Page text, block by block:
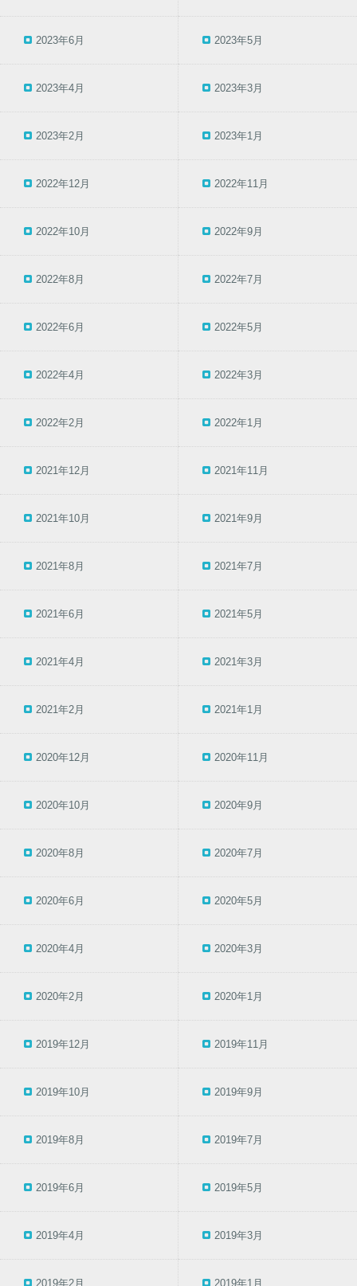
2023年6月 2023年5月
2023年4月 2023年3月
2023年2月 2023年1月
2022年12月 2022年11月
2022年10月 2022年9月
2022年8月 2022年7月
2022年6月 2022年5月
2022年4月 2022年3月
2022年2月 2022年1月
2021年12月 2021年11月
2021年10月 2021年9月
2021年8月 2021年7月
2021年6月 2021年5月
2021年4月 2021年3月
2021年2月 2021年1月
2020年12月 2020年11月
2020年10月 2020年9月
2020年8月 2020年7月
2020年6月 2020年5月
2020年4月 2020年3月
2020年2月 2020年1月
2019年12月 2019年11月
2019年10月 2019年9月
2019年8月 2019年7月
2019年6月 2019年5月
2019年4月 2019年3月
2019年2月 2019年1月